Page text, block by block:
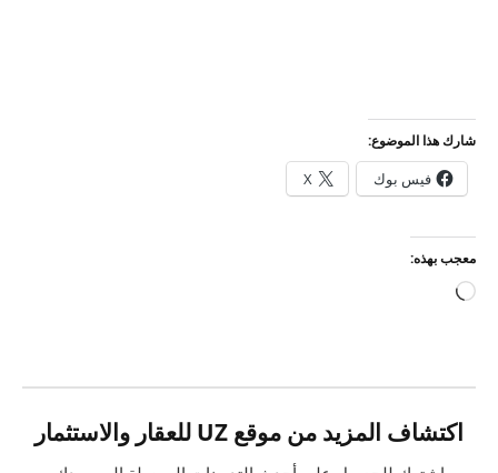
شارك هذا الموضوع:
فيس بوك X
معجب بهذه:
جاري
اكتشاف المزيد من موقع UZ للعقار والاستثمار